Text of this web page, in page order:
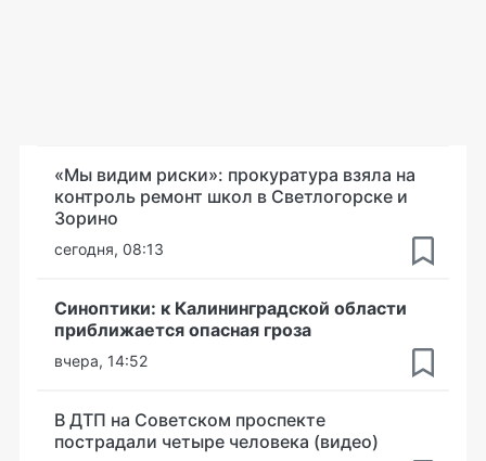
«Мы видим риски»: прокуратура взяла на
контроль ремонт школ в Светлогорске и
Зорино
сегодня, 08:13
Синоптики: к Калининградской области
приближается опасная гроза
вчера, 14:52
В ДТП на Советском проспекте
пострадали четыре человека (видео)